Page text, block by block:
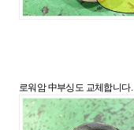
로워암 中부싱도 교체합니다.